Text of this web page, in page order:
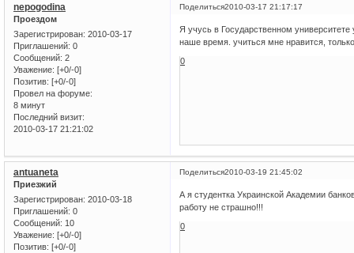
Поделиться2010-03-17 21:17:17
nepogodina
Проездом
Зарегистрирован: 2010-03-17
Приглашений: 0
Сообщений: 2
Уважение: [+0/-0]
Позитив: [+0/-0]
Провел на форуме:
8 минут
Последний визит:
2010-03-17 21:21:02
Я учусь в Государственном
наше время. учиться мне нравится,
0
Поделиться2010-03-19 21:45:02
antuaneta
Приезжий
Зарегистрирован: 2010-03-18
Приглашений: 0
Сообщений: 10
Уважение: [+0/-0]
Позитив: [+0/-0]
А я студентка Украинской Академии
работу не страшно!!!
0